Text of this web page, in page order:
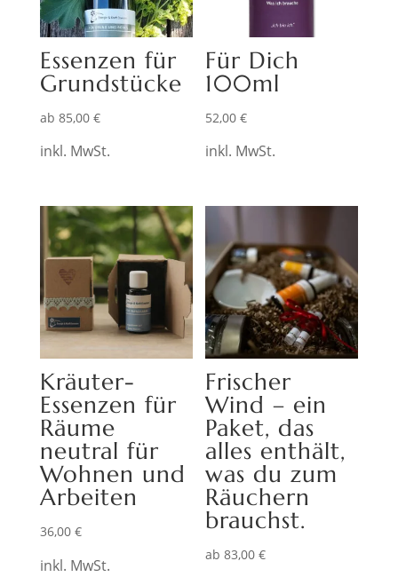
Essenzen für
Grundstücke
ab 85,00 €
inkl. MwSt.
Für Dich
100ml
52,00€
inkl. MwSt.
Kräuter-
Essenzen für
Räume
neutral für
Wohnen und
Arbeiten
36,00 €
inkl. MwSt.
Frischer
Wind – ein
Paket, das
alles enthält,
was du zum
Räuchern
brauchst.
ab83,00€